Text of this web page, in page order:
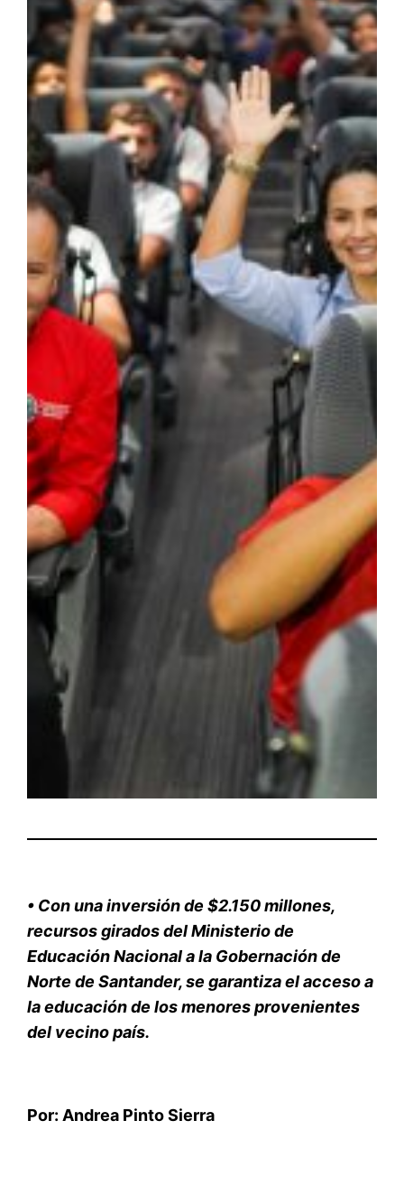
• Con una inversión de $2.150 millones,
recursos girados del Ministerio de
Educación Nacional a la Gobernación de
Norte de Santander, se garantiza el acceso a
la educación de los menores provenientes
del vecino país.
Por: Andrea Pinto Sierra